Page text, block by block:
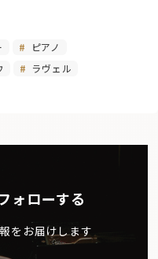
ピアノ
ラヴェル
ォローする
をお届けします